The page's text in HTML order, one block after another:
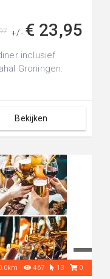
+/- € 23,95
inclusief
Groningen:
Bekijken
467 13 0